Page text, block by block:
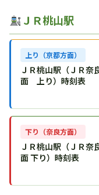
ＪＲ桃山駅
上り（京都方面）
ＪＲ桃山駅（ＪＲ
面 上り）時刻表
下り（奈良方面）
ＪＲ桃山駅（ＪＲ
面 下り）時刻表